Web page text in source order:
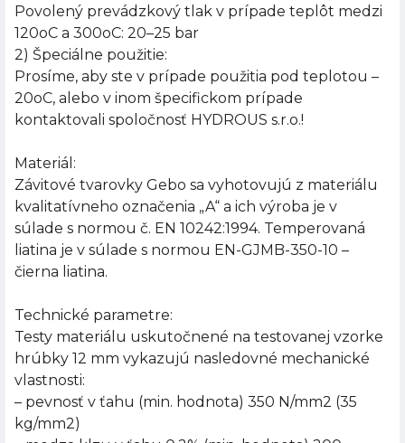
Povolený prevádzkový tlak v prípade teplôt medzi
120oC a 300oC: 20–25 bar
2) Špeciálne použitie:
Prosíme, aby ste v prípade použitia pod teplotou –
20oC, alebo v inom špecifickom prípade
kontaktovali spoločnosť HYDROUS s.r.o.!
Materiál:
Závitové tvarovky Gebo sa vyhotovujú z materiálu
kvalitatívneho označenia „A“ a ich výroba je v
súlade s normou č. EN 10242:1994. Temperovaná
liatina je v súlade s normou EN-GJMB-350-10 –
čierna liatina.
Technické parametre:
Testy materiálu uskutočnené na testovanej vzorke
hrúbky 12 mm vykazujú nasledovné mechanické
vlastnosti:
– pevnosť v ťahu (min. hodnota) 350 N/mm2 (35
kg/mm2)